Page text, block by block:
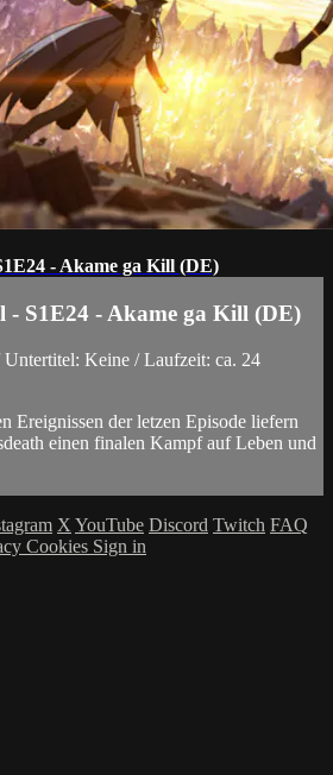
- Akame ga Kill (DE)
- S1E24 - Akame ga Kill (DE)
Untertitel: Keine / Laufzeit: ca. 24
Ereignissen der letzen Episode liefern
einen finalen Kampf auf Leben und
X YouTube Discord Twitch FAQ
Cookies Sign in